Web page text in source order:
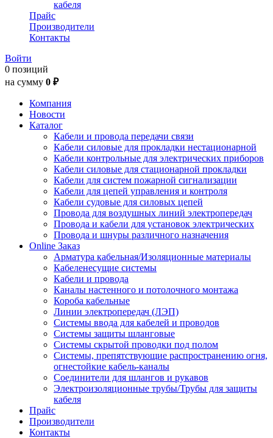
кабеля
Прайс
Производители
Контакты
Войти
0 позиций
на сумму 0 ₽
Компания
Новости
Каталог
Кабели и провода передачи связи
Кабели силовые для прокладки нестационарной
Кабели контрольные для электрических приборов
Кабели силовые для стационарной прокладки
Кабели для систем пожарной сигнализации
Кабели для цепей управления и контроля
Кабели судовые для силовых цепей
Провода для воздушных линий электропередач
Провода и кабели для установок электрических
Провода и шнуры различного назначения
Online Заказ
Арматура кабельная/Изоляционные материалы
Кабеленесущие системы
Кабели и провода
Каналы настенного и потолочного монтажа
Короба кабельные
Линии электропередач (ЛЭП)
Системы ввода для кабелей и проводов
Системы защиты шланговые
Системы скрытой проводки под полом
Системы, препятствующие распространению огня,
огнестойкие кабель-каналы
Соединители для шлангов и рукавов
Электроизоляционные трубы/Трубы для защиты
кабеля
Прайс
Производители
Контакты